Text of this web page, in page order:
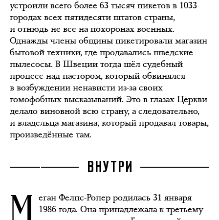
устроили всего более 63 тысяч пикетов в 1033
городах всех пятидесяти штатов страны,
и отнюдь не все на похоронах военных.
Однажды члены общины пикетировали магазин
бытовой техники, где продавались шведские
пылесосы. В Швеции тогда шёл судебный
процесс над пастором, который обвинялся
в возбуждении ненависти из-за своих
гомофобных высказываний. Это в глазах Церкви
делало виновной всю страну, а следовательно,
и владельца магазина, который продавал товары,
произведённые там.
ВНУТРИ
еган Фелпс-Ропер родилась 31 января
1986 года. Она принадлежала к третьему